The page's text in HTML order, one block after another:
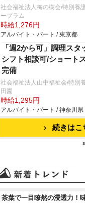
社会福祉法人梅の樹会/特別養
ープラム
時給1,276円
アルバイト・パート / 東京都
「週2から可」調理スタ
シフト相談可/ショート
完備
社会福祉法人山中福祉会/特別
田園
時給1,295円
アルバイト・パート / 神奈川県
続きはこ
茶葉で一目瞭然の浸透力！